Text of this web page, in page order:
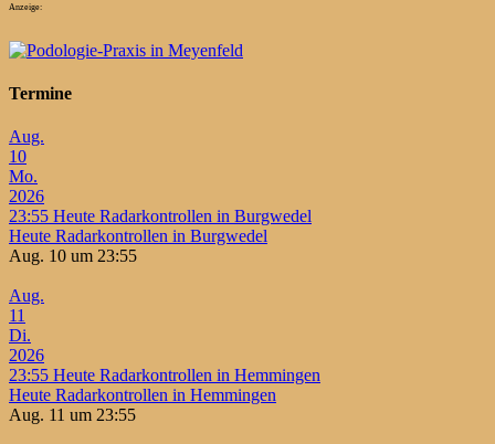
Anzeige:
Termine
Aug.
10
Mo.
2026
23:55 Heute Radarkontrollen in Burgwedel
Heute Radarkontrollen in Burgwedel
Aug. 10 um 23:55
Aug.
11
Di.
2026
23:55 Heute Radarkontrollen in Hemmingen
Heute Radarkontrollen in Hemmingen
Aug. 11 um 23:55